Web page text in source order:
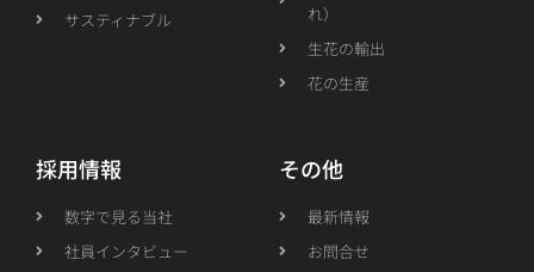
サスティナブル
れ）
生花の輸出
花の生産
採用情報
数字で見る当社
社員インタビュー
その他
最新情報
お問合せ